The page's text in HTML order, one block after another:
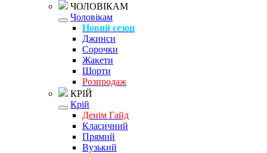
ЧОЛОВІКАМ
Чоловікам
Новий сезон
Джинси
Сорочки
Жакети
Шорти
Розпродаж
КРІЙ
Крій
Денім Гайд
Класичний
Прямий
Вузький